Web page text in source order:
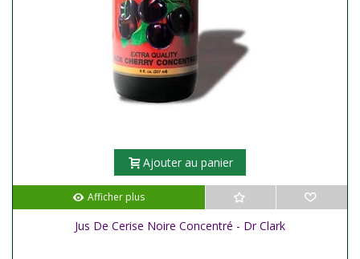
Ajouter au panier
Afficher plus
Jus De Cerise Noire Concentré - Dr Clark